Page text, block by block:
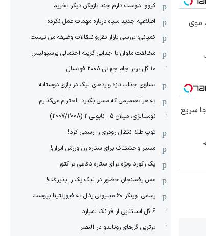
موی
سریع
کیوو: دوست دارم چند بازیکن دیگر بخریم
اطلاعیه جدید سپاه درباره مهمات عمل نکرده
کمپانی: بررسی بازار نقل‌وانتقالات وظیفه من نیست
مخالفت ملوان با جدایی گزینه احتمالی پرسپولیس
10 گل برتر جام جهانی 2008 فوتسال
تساوی جذاب تازه واردهای لیگ در بازی دوستانه
به هر تصمیمی که مسی بگیرد، احترام می‌گذارم
نوستالژی، میلان 5 - ناپولی 2 (2007/2008)
توپ طلا انتقال رودری را رسمی کرد!
مسیر وحشتناک برای ستاره زن ورزش ایران!
یک رکورد ویژه برای ستاره دفاعی تراکتور
مس رفسنجان حضور در لیگ یک را پذیرفت!
رسمی: وینگر 60 میلیونی رئال به فیورنتینا پیوست
6 گل استثنایی از فرانک لمپارد
برترین گل‌های رونالدو در النصر